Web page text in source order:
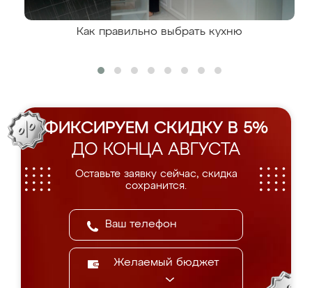
Как правильно выбрать кухню
ФИКСИРУЕМ СКИДКУ В 5%
ДО КОНЦА АВГУСТА
Оставьте заявку сейчас, скидка
сохранится.
Желаемый бюджет